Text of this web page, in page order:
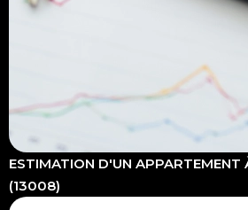
ESTIMATION D'UN APPARTEMENT
(13008)